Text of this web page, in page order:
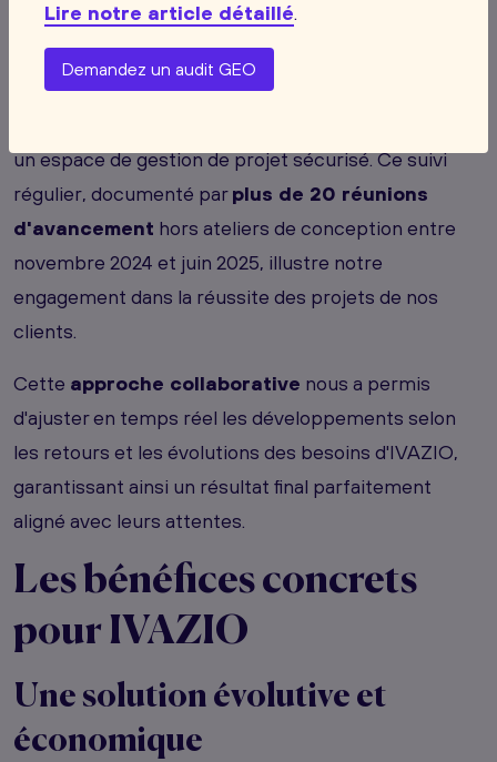
transparent
Tout au long du projet, notre équipe a maintenu un
un espace de gestion de projet sécurisé. Ce suivi
régulier, documenté parplus de 20 réunions
d'avancement hors ateliers de conception entre
novembre 2024 et juin 2025, illustre notre
engagement dans la réussite des projets de nos
clients.
Cette approche collaborative nous a permis
d'ajuster en temps réel les développements selon
les retours et les évolutions des besoins d'IVAZIO,
garantissant ainsi un résultat final parfaitement
aligné avec leurs attentes.
Les bénéfices concrets
pour IVAZIO
Une solution évolutive et
économique
Lire notre article détaillé.
Demandez un audit GEO